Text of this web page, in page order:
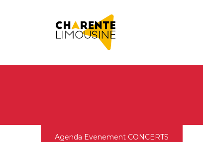
Agenda Evenement CONCERTS